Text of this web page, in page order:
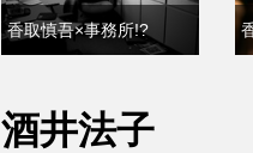
香取慎吾×事務所!?
酒井法子